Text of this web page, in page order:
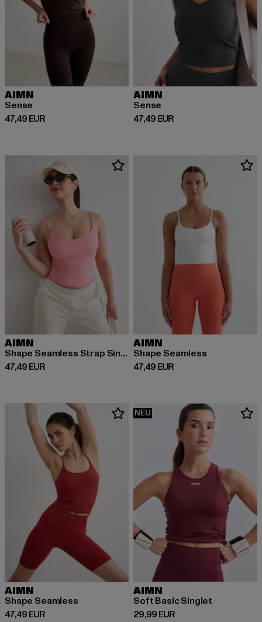
AIMN
Sense
47,49 EUR
Derzeitiger Preis: 47,49 EUR
AIMN
Sense
47,49 EUR
Derzeitiger Preis: 47,49 EUR
AIMN
Shape Seamless Strap Singlet
47,49 EUR
Derzeitiger Preis: 47,49 EUR
AIMN
Shape Seamless
47,49 EUR
Derzeitiger Preis: 47,49 EUR
AIMN
Shape Seamless
47,49 EUR
Derzeitiger Preis: 47,49 EUR
NEU
AIMN
Soft Basic Singlet
29,99 EUR
Derzeitiger Preis: 29,99 EUR